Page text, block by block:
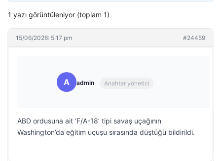
1 yazı görüntüleniyor (toplam 1)
15/06/2026: 5:17 pm #24459
A admin Anahtar yönetici
ABD ordusuna ait ‘F/A-18’ tipi savaş uçağının
Washington’da eğitim uçuşu sırasında düştüğü bildirildi.